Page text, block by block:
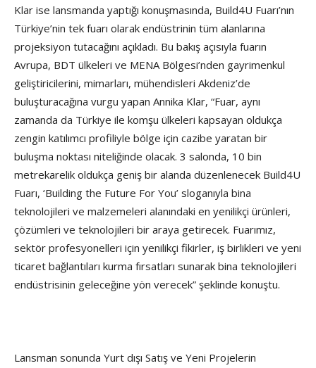
Klar ise lansmanda yaptığı konuşmasında, Build4U Fuarı’nın
Türkiye’nin tek fuarı olarak endüstrinin tüm alanlarına
projeksiyon tutacağını açıkladı. Bu bakış açısıyla fuarın
Avrupa, BDT ülkeleri ve MENA Bölgesi’nden gayrimenkul
geliştiricilerini, mimarları, mühendisleri Akdeniz’de
buluşturacağına vurgu yapan Annika Klar, “Fuar, aynı
zamanda da Türkiye ile komşu ülkeleri kapsayan oldukça
zengin katılımcı profiliyle bölge için cazibe yaratan bir
buluşma noktası niteliğinde olacak. 3 salonda, 10 bin
metrekarelik oldukça geniş bir alanda düzenlenecek Build4U
Fuarı, ‘Building the Future For You’ sloganıyla bina
teknolojileri ve malzemeleri alanındaki en yenilikçi ürünleri,
çözümleri ve teknolojileri bir araya getirecek. Fuarımız,
sektör profesyonelleri için yenilikçi fikirler, iş birlikleri ve yeni
ticaret bağlantıları kurma fırsatları sunarak bina teknolojileri
endüstrisinin geleceğine yön verecek” şeklinde konuştu.
Lansman sonunda Yurt dışı Satış ve Yeni Projelerin